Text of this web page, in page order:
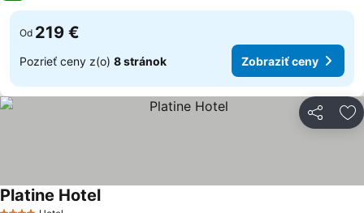
Od 219 €
Pozrieť ceny z(o) 8 stránok Zobraziť ceny
Zdieľať
Platine Hotel